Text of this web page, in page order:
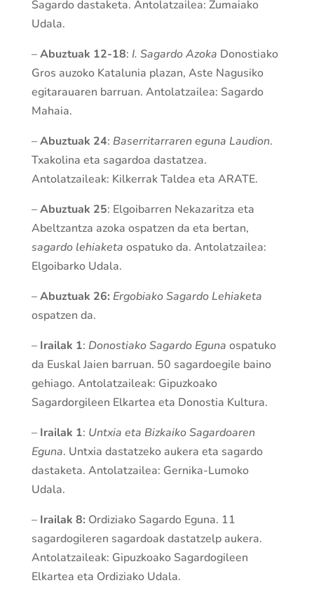
Sagardo dastaketa. Antolatzailea: Zumaiako
Udala.
–Abuztuak 12-18: I. Sagardo Azoka Donostiako
Gros auzoko Katalunia plazan, Aste Nagusiko
egitarauaren barruan. Antolatzailea: Sagardo
Mahaia.
–Abuztuak 24: Baserritarraren eguna Laudion.
Txakolina eta sagardoa dastatzea.
Antolatzaileak: Kilkerrak Taldea eta ARATE.
–Abuztuak 25: Elgoibarren Nekazaritza eta
Abeltzantza azoka ospatzen da eta bertan,
sagardo lehiaketa ospatuko da. Antolatzailea:
Elgoibarko Udala.
–Abuztuak 26: Ergobiako Sagardo Lehiaketa
ospatzen da.
– Irailak 1: Donostiako Sagardo Eguna ospatuko
da Euskal Jaien barruan. 50 sagardoegile baino
gehiago. Antolatzaileak: Gipuzkoako
Sagardorgileen Elkartea eta Donostia Kultura.
– Irailak 1: Untxia eta Bizkaiko Sagardoaren
Eguna. Untxia dastatzeko aukera eta sagardo
dastaketa. Antolatzailea: Gernika-Lumoko
Udala.
– Irailak 8: Ordiziako Sagardo Eguna. 11
sagardogileren sagardoak dastatzelp aukera.
Antolatzaileak: Gipuzkoako Sagardogileen
Elkartea eta Ordiziako Udala.